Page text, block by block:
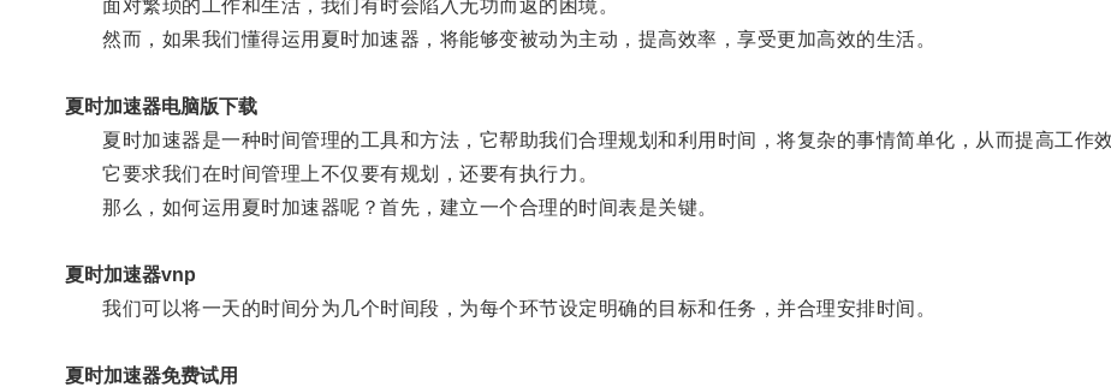
面对繁琐的工作和生活，我们有时会陷入无功而返的困境。
然而，如果我们懂得运用夏时加速器，将能够变被动为主动，提高效率，享受更加高效的生活。
夏时加速器电脑版下载
夏时加速器是一种时间管理的工具和方法，它帮助我们合理规划和利用时间，将复杂的事情简单化，从而提高工作效
它要求我们在时间管理上不仅要有规划，还要有执行力。
那么，如何运用夏时加速器呢？首先，建立一个合理的时间表是关键。
夏时加速器vnp
我们可以将一天的时间分为几个时间段，为每个环节设定明确的目标和任务，并合理安排时间。
夏时加速器免费试用